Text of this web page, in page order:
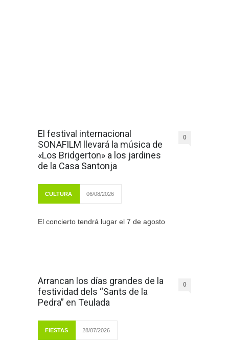
El festival internacional
SONAFILM llevará la música de
«Los Bridgerton» a los jardines
de la Casa Santonja
0
CULTURA 06/08/2026
El concierto tendrá lugar el 7 de agosto
Arrancan los días grandes de la
festividad dels “Sants de la
Pedra” en Teulada
0
FIESTAS 28/07/2026